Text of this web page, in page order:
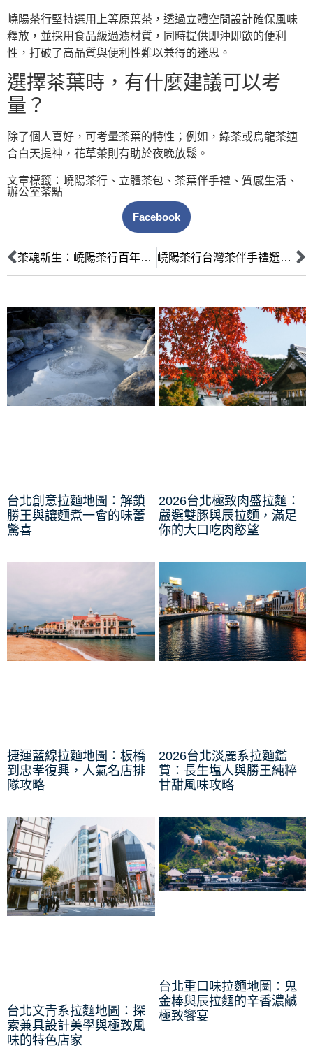
嶢陽茶行堅持選用上等原葉茶，透過立體空間設計確保風味
釋放，並採用食品級過濾材質，同時提供即沖即飲的便利
性，打破了高品質與便利性難以兼得的迷思。
選擇茶葉時，有什麼建議可以考
量？
除了個人喜好，可考量茶葉的特性；例如，綠茶或烏龍茶適
合白天提神，花草茶則有助於夜晚放鬆。
文章標籤： 嶢陽茶行 、 立體茶包 、 茶葉伴手禮 、 質感生活 、
辦公室茶點
Facebook
茶魂新生：嶢陽茶行百年傳承的現代伴手禮美學 嶢陽茶行台灣茶伴手禮選購全攻略：專家帶您品味在地茶韻
台北創意拉麵地圖：解鎖
勝王與讓麵煮一會的味蕾
驚喜
2026台北極致肉盛拉麵：
嚴選雙豚與辰拉麵，滿足
你的大口吃肉慾望
捷運藍線拉麵地圖：板橋
到忠孝復興，人氣名店排
隊攻略
2026台北淡麗系拉麵鑑
賞：長生塩人與勝王純粹
甘甜風味攻略
台北文青系拉麵地圖：探
索兼具設計美學與極致風
味的特色店家
台北重口味拉麵地圖：鬼
金棒與辰拉麵的辛香濃鹹
極致饗宴